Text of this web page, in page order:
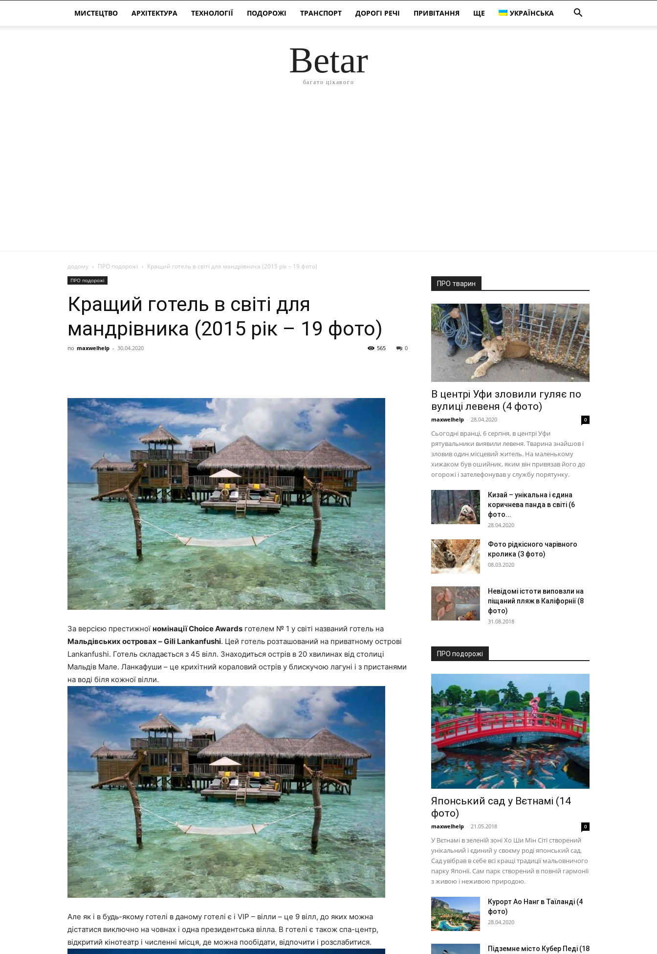
МИСТЕЦТВО АРХІТЕКТУРА ТЕХНОЛОГІЇ ПОДОРОЖІ ТРАНСПОРТ ДОРОГІ РЕЧІ ПРИВІТАННЯ ЩЕ УКРАЇНСЬКА
Betar
багато цікавого
додому ПРО подорожі Кращий готель в світі для мандрівника (2015 рік – 19 фото)
ПРО подорожі
Кращий готель в світі для
мандрівника (2015 рік – 19 фото)
по maxwelhelp - 30.04.2020 0
565
За версією престижної номінації Choice Awards готелем № 1 у світі названий готель на
Мальдівських островах – Gili Lankanfushi. Цей готель розташований на приватному острові
Lankanfushi. Готель складається з 45 вілл. Знаходиться острів в 20 хвилинах від столиці
Мальдів Мале. Ланкафуши – це крихітний кораловий острів у блискучою лагуні і з пристанями
на воді біля кожної вілли.
Але як і в будь-якому готелі в даному готелі є і VIP – вілли – це 9 вілл, до яких можна
дістатися виключно на човнах і одна президентська вілла. В готелі є також спа-центр,
відкритий кінотеатр і численні місця, де можна пообідати, відпочити і розслабитися.
ПРО тварин
В центрі Уфи зловили гуляє по
вулиці левеня (4 фото)
maxwelhelp - 28.04.2020 0
Сьогодні вранці, 6 серпня, в центрі Уфи
рятувальники виявили левеня. Тварина знайшов і
зловив один місцевий житель. На маленькому
хижаком був ошийник, яким він привязав його до
огорожі і зателефонував у службу порятунку.
Кизай – унікальна і єдина
коричнева панда в світі (6
фото...
28.04.2020
Фото рідкісного чарівного
кролика (3 фото)
08.03.2020
Невідомі істоти виповзли на
піщаний пляж в Каліфорнії (8
фото)
31.08.2018
ПРО подорожі
Японський сад у Вєтнамі (14
фото)
maxwelhelp - 21.05.2018 0
У Вєтнамі в зеленій зоні Хо Ши Мін Сіті створений
унікальний і єдиний у своєму роді японський сад.
Сад увібрав в себе всі кращі традиції мальовничого
парку Японії. Сам парк створений в повній гармонії
з живою і неживою природою.
Курорт Ао Нанг в Таїланді (4
фото)
28.04.2020
Підземне місто Кубер Педі (18